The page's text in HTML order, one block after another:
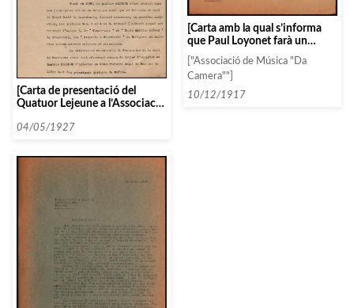
[Carta de presentació del
Quatuor Lejeune a l’Associació
Barcelona]
04/05/1927
[Carta amb la qual s’informa
que Paul Loyonet farà un
concert suposadament
extraordinari]
["Associació de Música "Da
Camera""]
10/12/1917